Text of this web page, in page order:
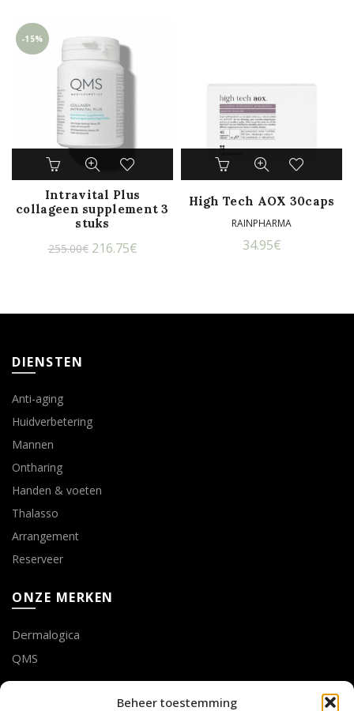
Beheer toestemming
-15%
Intravital Plus
collageen supplement 3
stuks
255.00€ Oorspronkelijke
216.75€Huidige
High Tech AOX 30caps
RAINPHARMA
34.95€
DIENSTEN
Anti-aging
Huidverbetering
Mannen
Ontharing
Handen & voeten
Thalasso
Arrangement
Reserveer
ONZE MERKEN
Dermalogica
QMS
LOTTE GEUSENS